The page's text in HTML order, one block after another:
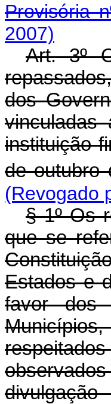
Provisória
2007)
Art. 3º
dos
instituição
de
(Revogado
§ 1º Os
que se
Estados e
favor dos